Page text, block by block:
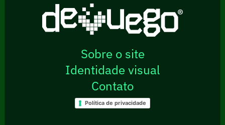
Sobre o site
Identidade visual
Contato
Política de privacidade